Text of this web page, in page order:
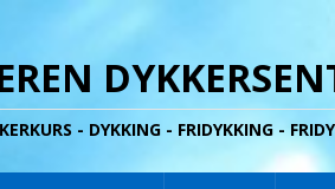
- DYKKING - FRIDYKKING -